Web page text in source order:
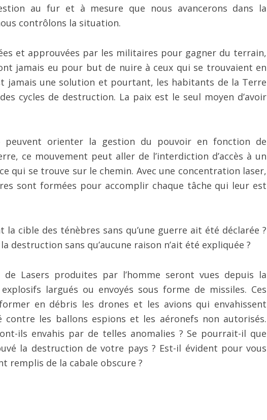
au fur et à mesure que nous avancerons dans la
contrôlons la situation.
et approuvées par les militaires pour gagner du terrain,
jamais eu pour but de nuire à ceux qui se trouvaient en
jamais une solution et pourtant, les habitants de la Terre
cycles de destruction. La paix est le seul moyen d’avoir
peuvent orienter la gestion du pouvoir en fonction de
ce mouvement peut aller de l’interdiction d’accès à un
qui se trouve sur le chemin. Avec une concentration laser,
sont formées pour accomplir chaque tâche qui leur est
la cible des ténèbres sans qu’une guerre ait été déclarée ?
destruction sans qu’aucune raison n’ait été expliquée ?
Lasers produites par l’homme seront vues depuis la
largués ou envoyés sous forme de missiles. Ces
en débris les drones et les avions qui envahissent
contre les ballons espions et les aéronefs non autorisés.
ils envahis par de telles anomalies ? Se pourrait-il que
la destruction de votre pays ? Est-il évident pour vous
remplis de la cabale obscure ?